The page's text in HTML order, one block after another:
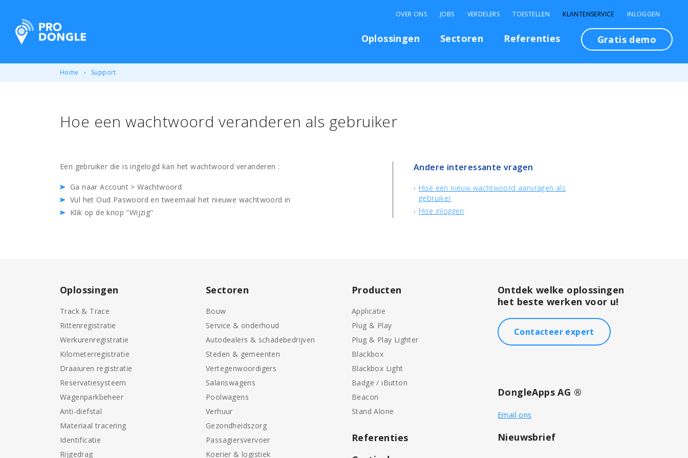
ProDongle Track & Trace
Oplossingen Sectoren Referenties Gratis demo
OVER ONS JOBS VERDELERS TOESTELLEN KLANTENSERVICE INLOGGEN
Home Support
Hoe een wachtwoord veranderen als gebruiker
Een gebruiker die is ingelogd kan het wachtwoord veranderen :
Ga naar Account > Wachtwoord
Vul het Oud Paswoord en tweemaal het nieuwe wachtwoord in
Klik op de knop "Wijzig"
Andere interessante vragen
Hoe een nieuw wachtwoord aanvragen als
gebruiker
Hoe inloggen
Oplossingen
Track & Trace
Rittenregistratie
Werkurenregistratie
Kilometerregistratie
Draaiuren registratie
Reservatiesysteem
Wagenparkbeheer
Anti-diefstal
Materiaal tracering
Identificatie
Rijgedrag
Sectoren
Bouw
Service & onderhoud
Autodealers & schadebedrijven
Steden & gemeenten
Vertegenwoordigers
Salariswagens
Poolwagens
Verhuur
Gezondheidszorg
Passagiersvervoer
Koerier & logistiek
Producten
Applicatie
Plug & Play
Plug & Play Lighter
Blackbox
Blackbox Light
Badge / iButton
Beacon
Stand Alone
Referenties
Ontdek welke oplossingen
het beste werken voor u!
Contacteer expert
DongleApps AG ®
Email ons
Nieuwsbrief